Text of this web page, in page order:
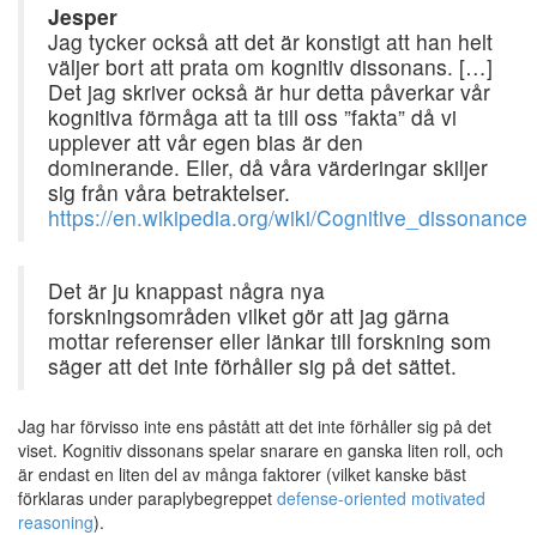
Jesper
Jag tycker också att det är konstigt att han helt
väljer bort att prata om kognitiv dissonans. […]
Det jag skriver också är hur detta påverkar vår
kognitiva förmåga att ta till oss ”fakta” då vi
upplever att vår egen bias är den
dominerande. Eller, då våra värderingar skiljer
sig från våra betraktelser.
https://en.wikipedia.org/wiki/Cognitive_dissonance
Det är ju knappast några nya
forskningsområden vilket gör att jag gärna
mottar referenser eller länkar till forskning som
säger att det inte förhåller sig på det sättet.
Jag har förvisso inte ens påstått att det inte förhåller sig på det
viset. Kognitiv dissonans spelar snarare en ganska liten roll, och
är endast en liten del av många faktorer (vilket kanske bäst
förklaras under paraplybegreppet defense-oriented motivated
reasoning).